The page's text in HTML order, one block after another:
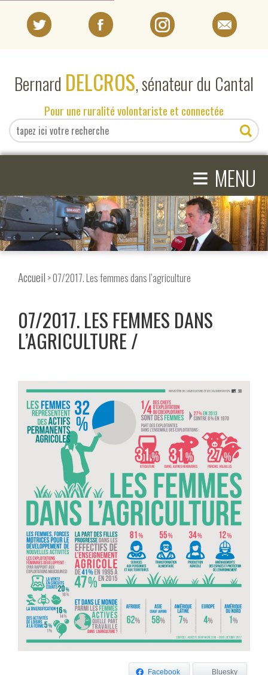
Bernard DELCROS, sénateur du Cantal
Pour une ruralité volontariste et connectée
≡ MENU
EN DIRECT DU SÉNAT
EN DIRECT DU CANTAL
COMPRENDRE LE SÉNAT
Accueil > 07/2017. Les femmes dans l’agriculture
07/2017. LES FEMMES DANS
L’AGRICULTURE
Facebook Bluesky